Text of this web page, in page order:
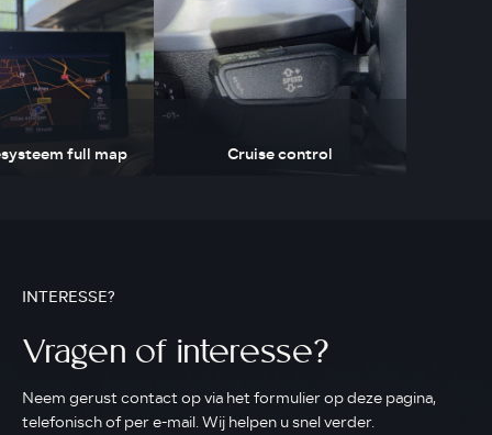
full map Cruise control
INTERESSE?
Vragen of interesse?
Neem gerust contact op via het formulier op deze pagina,
telefonisch of per e-mail. Wij helpen u snel verder.